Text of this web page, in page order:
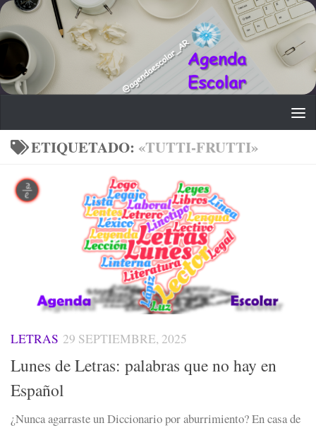
Saltar al contenido
ETIQUETADO: «TUTTI-FRUTTI»
LETRAS 29 SEPTIEMBRE, 2025
Lunes de Letras: palabras que no hay en
Español
¿Nunca agarraste un Diccionario por aburrimiento? En casa de